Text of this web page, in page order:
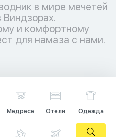
в мире мечетей
и комфортному
для намаза с нами.
Медресе Отели Одежда